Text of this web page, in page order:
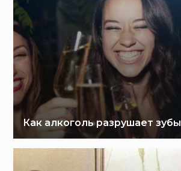
Как алкоголь разрушает зубы